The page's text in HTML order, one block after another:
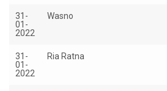
31-
01-
2022
Wasno
31-
01-
2022
Ria Ratna